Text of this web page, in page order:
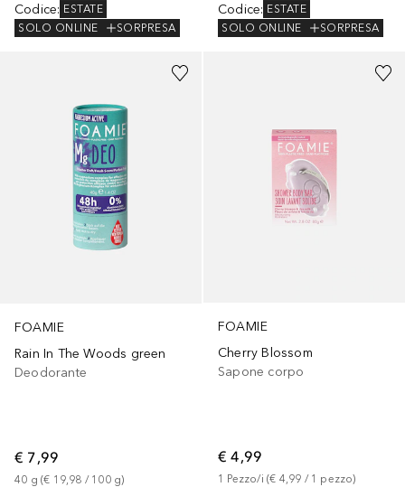
Codice: ESTATE
SOLO ONLINE
SORPRESA
Codice: ESTATE
SOLO ONLINE
SORPRESA
FOAMIE
Rain In The Woods green
Deodorante
€ 7,99
40 g (€ 19,98 / 100 g)
FOAMIE
Cherry Blossom
Sapone corpo
€ 4,99
1 Pezzo/i (€ 4,99 / 1 pezzo)